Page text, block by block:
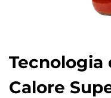
Tecnologia
Calore